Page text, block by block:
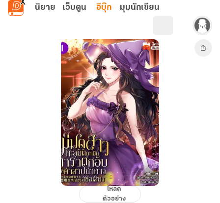
ข้ามไปยังเนื้อหาหลัก
นิยาย เว็บตูน อีบุ๊ก มุมนักเขียน
แม่มด
โหลด
ตัวอย่าง